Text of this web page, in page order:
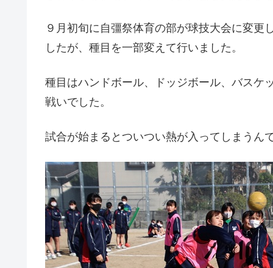
９月初旬に自彊祭体育の部が球技大会に変
したが、種目を一部変えて行いました。
種目はハンドボール、ドッジボール、バスケ
戦いでした。
試合が始まるとついつい熱が入ってしまうん